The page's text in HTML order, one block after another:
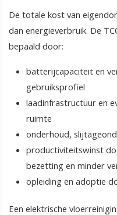
De totale kost van
dan energieverbruik. De
bepaald door:
batterijcapaciteit en
gebruiksprofiel
laadinfrastructuur en
ruimte
onderhoud,
productiviteitswinst
bezetting en minder
opleiding en adoptie
Een elektrische